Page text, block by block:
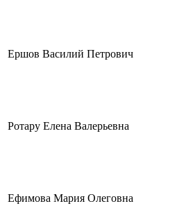
Ершов Василий Петрович
Ротару Елена Валерьевна
Ефимова Мария Олеговна